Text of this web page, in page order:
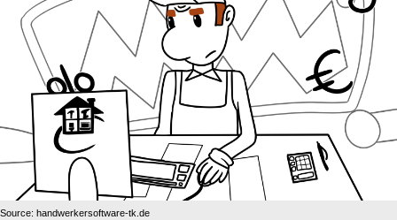
Source: handwerkersoftware-tk.de